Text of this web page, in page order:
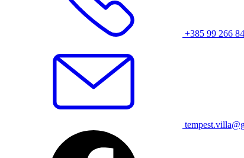
+385 99 266